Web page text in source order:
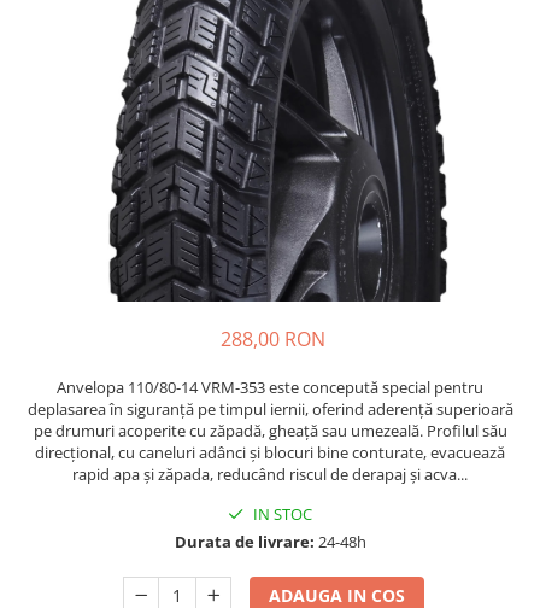
https://www.doctortrotineta.ro/lumini
Stop trotineta
https://www.doctortrotineta.ro/cadru
Aparatori (aripi)
Cricuri trotineta
288,00 RON
Anvelopa 110/80-14 VRM-353 este concepută special pentru
deplasarea în siguranță pe timpul iernii, oferind aderență superioară
pe drumuri acoperite cu zăpadă, gheață sau umezeală. Profilul său
direcțional, cu caneluri adânci și blocuri bine conturate, evacuează
rapid apa și zăpada, reducând riscul de derapaj și acva...
IN STOC
Durata de livrare: 24-48h
ADAUGA IN COS